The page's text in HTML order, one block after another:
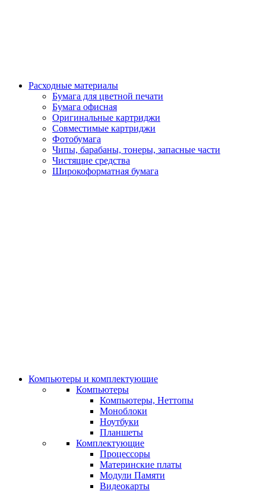
Расходные материалы
Бумага для цветной печати
Бумага офисная
Оригинальные картриджи
Совместимые картриджи
Фотобумага
Чипы, барабаны, тонеры, запасные части
Чистящие средства
Широкоформатная бумага
Компьютеры и комплектующие
Компьютеры
Компьютеры, Неттопы
Моноблоки
Ноутбуки
Планшеты
Комплектующие
Процессоры
Материнские платы
Модули Памяти
Видеокарты